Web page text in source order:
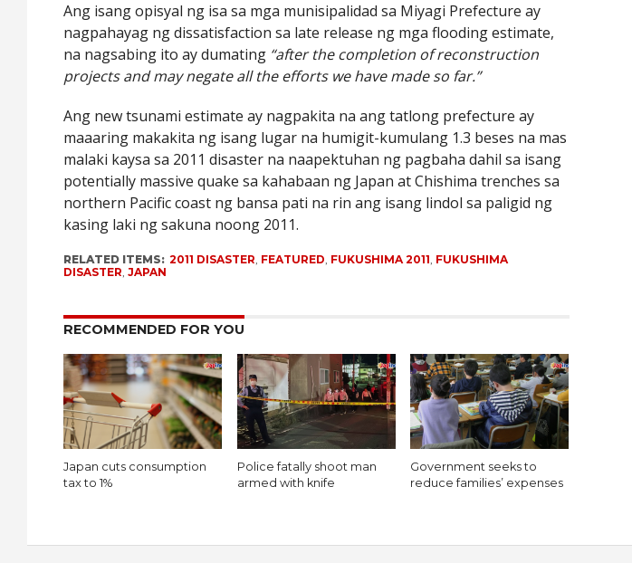
Ang isang opisyal ng isa sa mga munisipalidad sa Miyagi Prefecture ay
nagpahayag ng dissatisfaction sa late release ng mga flooding estimate,
na nagsabing ito ay dumating “after the completion of reconstruction
projects and may negate all the efforts we have made so far.”
Ang new tsunami estimate ay nagpakita na ang tatlong prefecture ay
maaaring makakita ng isang lugar na humigit-kumulang 1.3 beses na mas
malaki kaysa sa 2011 disaster na naapektuhan ng pagbaha dahil sa isang
potentially massive quake sa kahabaan ng Japan at Chishima trenches sa
northern Pacific coast ng bansa pati na rin ang isang lindol sa paligid ng
kasing laki ng sakuna noong 2011.
RELATED ITEMS: 2011 DISASTER, FEATURED, FUKUSHIMA 2011, FUKUSHIMA
DISASTER,JAPAN
RECOMMENDED FOR YOU
Japan cuts consumption
tax to 1%
Police fatally shoot man
armed with knife
Government seeks to
reduce families’ expenses